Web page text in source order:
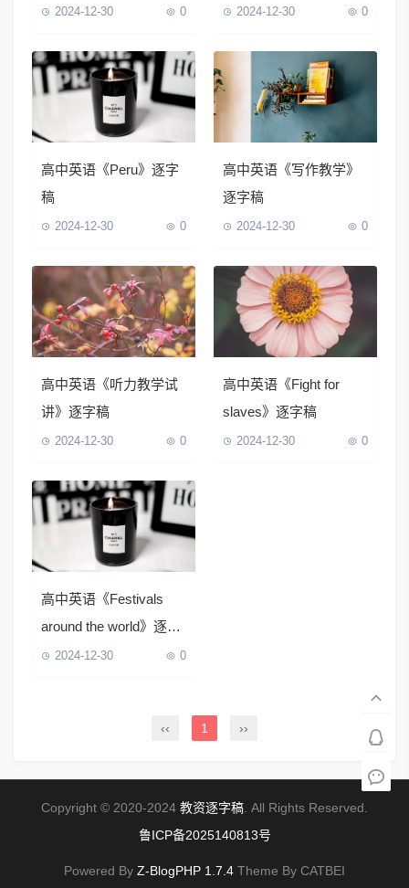
稿 2024-12-30 0
稿 2024-12-30 0
高中英语《Peru》逐字
稿
2024-12-30 0
高中英语《写作教学》
逐字稿
2024-12-30 0
高中英语《听力教学试
讲》逐字稿
2024-12-30 0
高中英语《Fight for
slaves》逐字稿
2024-12-30 0
高中英语《Festivals
around the world》逐字
稿 2024-12-30 0
‹‹ 1 ››
Copyright © 2020-2024 教资逐字稿 . All Rights Reserved.
鲁ICP备2025140813号
Powered By Z-BlogPHP 1.7.4 Theme By CATBEI